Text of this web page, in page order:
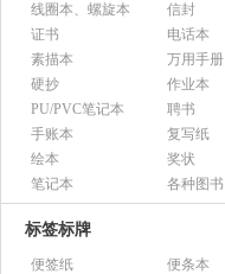
线圈本、螺旋本
信封
证书
电话本
素描本
万用手册
硬抄
作业本
PU/PVC笔记本
聘书
手账本
复写纸
绘本
奖状
笔记本
各种图书
标签标牌
便签纸
便条本